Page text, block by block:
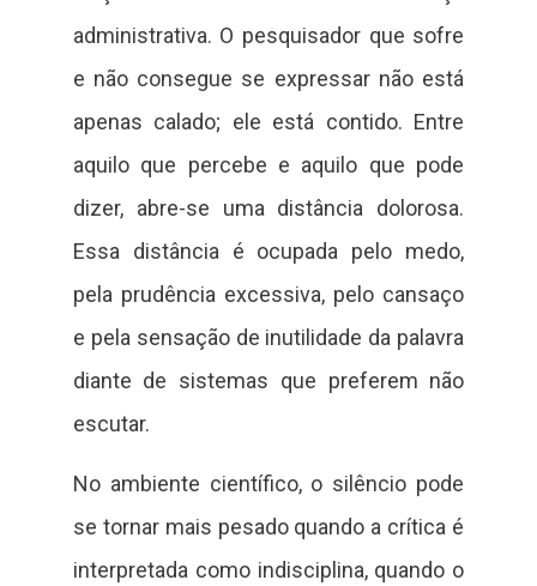
administrativa. O pesquisador que sofre
e não consegue se expressar não está
apenas calado; ele está contido. Entre
aquilo que percebe e aquilo que pode
dizer, abre-se uma distância dolorosa.
Essa distância é ocupada pelo medo,
pela prudência excessiva, pelo cansaço
e pela sensação de inutilidade da palavra
diante de sistemas que preferem não
escutar.
No ambiente científico, o silêncio pode
se tornar mais pesado quando a crítica é
interpretada como indisciplina, quando o